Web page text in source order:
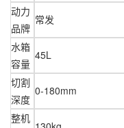
动力
品牌
常发
水箱
容量
45L
切割
深度
0-180mm
整机